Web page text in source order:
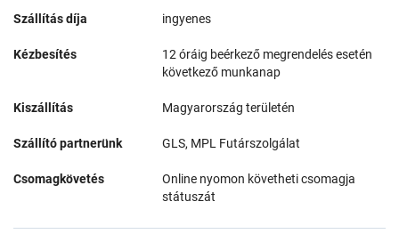
Szállítás díja ingyenes
Kézbesítés
12 óráig beérkező megrendelés esetén
következő munkanap
Kiszállítás Magyarország területén
Szállító partnerünk GLS, MPL Futárszolgálat
Csomagkövetés
Online nyomon követheti csomagja
státuszát